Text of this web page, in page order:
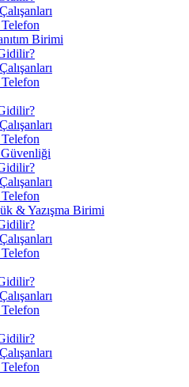
Birimi
Güvenliği
& Yazışma Birimi